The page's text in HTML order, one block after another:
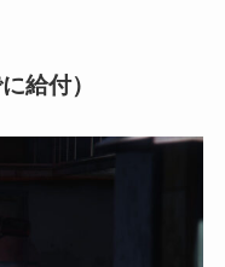
給付）